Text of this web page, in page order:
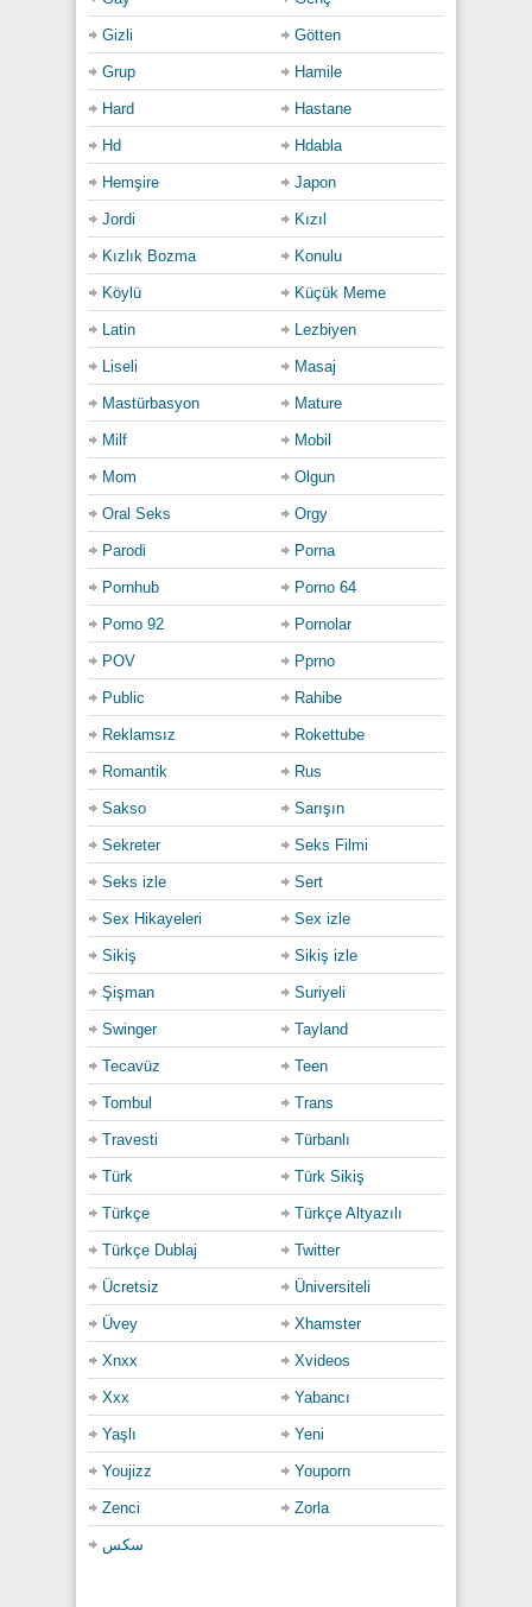
Gizli Götten
Grup Hamile
Hard Hastane
Hd Hdabla
Hemşire Japon
Jordi Kızıl
Kızlık Bozma Konulu
Köylü Küçük Meme
Latin Lezbiyen
Liseli Masaj
Mastürbasyon Mature
Milf Mobil
Mom Olgun
Oral Seks Orgy
Parodi Porna
Pornhub Porno 64
Porno 92 Pornolar
POV Pprno
Public Rahibe
Reklamsız Rokettube
Romantik Rus
Sakso Sarışın
Sekreter Seks Filmi
Seks izle Sert
Sex Hikayeleri Sex izle
Sikiş Sikiş izle
Şişman Suriyeli
Swinger Tayland
Tecavüz Teen
Tombul Trans
Travesti Türbanlı
Türk Türk Sikiş
Türkçe Türkçe Altyazılı
Türkçe Dublaj Twitter
Ücretsiz Üniversiteli
Üvey Xhamster
Xnxx Xvideos
Xxx Yabancı
Yaşlı Yeni
Youjizz Youporn
Zenci Zorla
سكس